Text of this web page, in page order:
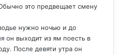
это предвещает смену
нужно ночью и до
он выходит из ям поесть в
После девяти утра он